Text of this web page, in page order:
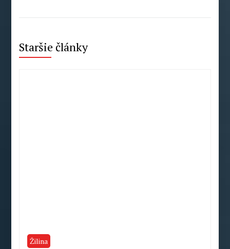
Staršie články
Žilina